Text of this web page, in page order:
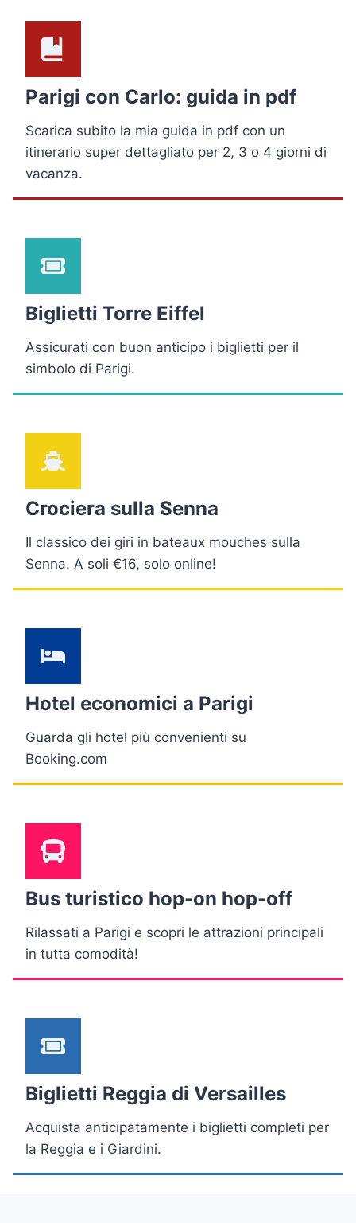
Parigi con Carlo: guida in pdf
Scarica subito la mia guida in pdf con un
itinerario super dettagliato per 2, 3 o 4 giorni di
vacanza.
Biglietti Torre Eiffel
Assicurati con buon anticipo i biglietti per il
simbolo di Parigi.
Crociera sulla Senna
Il classico dei giri in bateaux mouches sulla
Senna. A soli €16, solo online!
Hotel economici a Parigi
Guarda gli hotel più convenienti su
Booking.com
Bus turistico hop-on hop-off
Rilassati a Parigi e scopri le attrazioni principali
in tutta comodità!
Biglietti Reggia di Versailles
Acquista anticipatamente i biglietti completi per
la Reggia e i Giardini.